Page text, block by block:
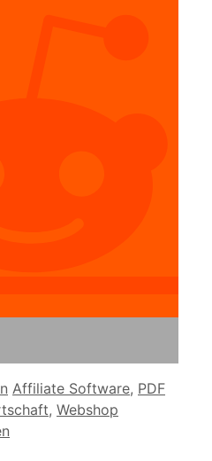
Schlagwörter
Affiliate Software, PDF
, Webshop